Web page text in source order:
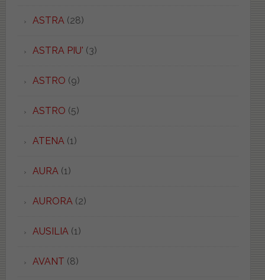
ASTRA (28)
ASTRA PIU' (3)
ASTRO (9)
ASTRO (5)
ATENA (1)
AURA (1)
AURORA (2)
AUSILIA (1)
AVANT (8)